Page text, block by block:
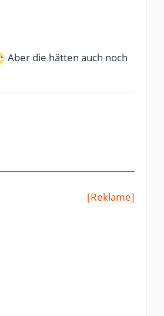
Aber die hätten auch noch
[Reklame]